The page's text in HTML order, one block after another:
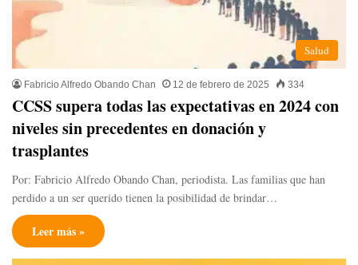
Salud
Fabricio Alfredo Obando Chan 12 de febrero de 2025 334
CCSS supera todas las expectativas en 2024 con
niveles sin precedentes en donación y
trasplantes
Por: Fabricio Alfredo Obando Chan, periodista. Las familias que han
perdido a un ser querido tienen la posibilidad de brindar…
Leer más »